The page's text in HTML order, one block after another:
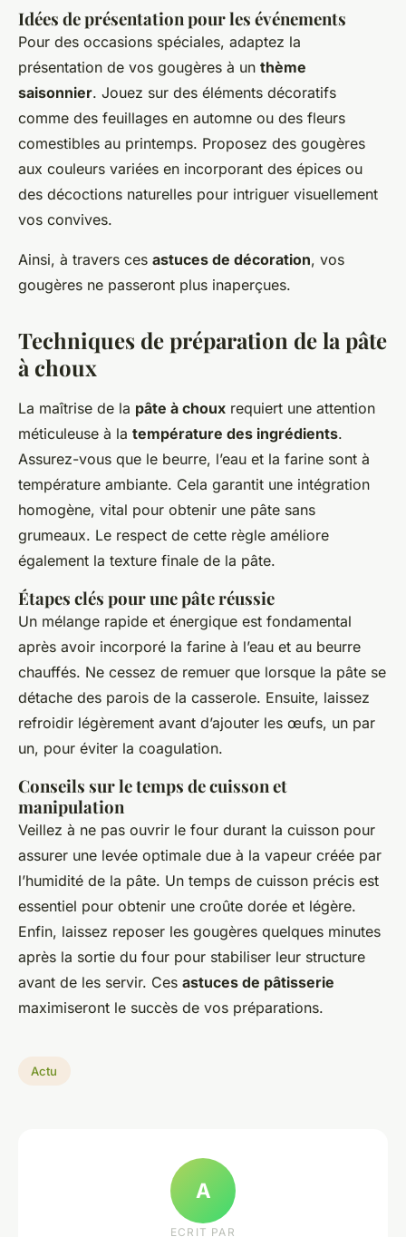
Idées de présentation pour les événements
Pour des occasions spéciales, adaptez la
présentation de vos gougères à un thème
saisonnier. Jouez sur des éléments décoratifs
comme des feuillages en automne ou des fleurs
comestibles au printemps. Proposez des gougères
aux couleurs variées en incorporant des épices ou
des décoctions naturelles pour intriguer visuellement
vos convives.
Ainsi, à travers ces astuces de décoration, vos
gougères ne passeront plus inaperçues.
Techniques de préparation de la pâte
à choux
La maîtrise de la pâte à choux requiert une attention
méticuleuse à la température des ingrédients.
Assurez-vous que le beurre, l’eau et la farine sont à
température ambiante. Cela garantit une intégration
homogène, vital pour obtenir une pâte sans
grumeaux. Le respect de cette règle améliore
également la texture finale de la pâte.
Étapes clés pour une pâte réussie
Un mélange rapide et énergique est fondamental
après avoir incorporé la farine à l’eau et au beurre
chauffés. Ne cessez de remuer que lorsque la pâte se
détache des parois de la casserole. Ensuite, laissez
refroidir légèrement avant d’ajouter les œufs, un par
un, pour éviter la coagulation.
Conseils sur le temps de cuisson et
manipulation
Veillez à ne pas ouvrir le four durant la cuisson pour
assurer une levée optimale due à la vapeur créée par
l’humidité de la pâte. Un temps de cuisson précis est
essentiel pour obtenir une croûte dorée et légère.
Enfin, laissez reposer les gougères quelques minutes
après la sortie du four pour stabiliser leur structure
avant de les servir. Ces astuces de pâtisserie
maximiseront le succès de vos préparations.
Actu
A
ECRIT PAR